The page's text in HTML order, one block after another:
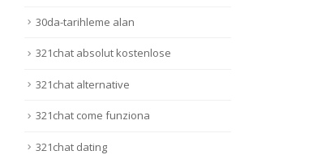
30da-tarihleme alan
321chat absolut kostenlose
321chat alternative
321chat come funziona
321chat dating